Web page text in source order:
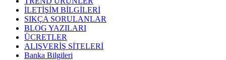
İLETİŞİM BİLGİLERİ
SIKÇA SORULANLAR
BLOG YAZILARI
ÜCRETLER
ALIŞVERİŞ SİTELERİ
Banka Bilgileri